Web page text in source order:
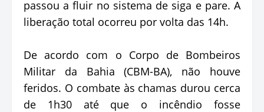
passou a fluir no sistema de siga e pare. A
liberação total ocorreu por volta das 14h.
De acordo com o Corpo de Bombeiros
Militar da Bahia (CBM-BA), não houve
feridos. O combate às chamas durou cerca
de 1h30 até que o incêndio fosse